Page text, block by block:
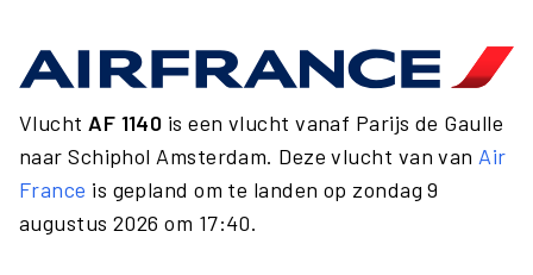
Vlucht AF 1140 is een vlucht vanaf Parijs de Gaulle
naar Schiphol Amsterdam. Deze vlucht van van Air
France is gepland om te landen op zondag 9
augustus 2026 om 17:40.